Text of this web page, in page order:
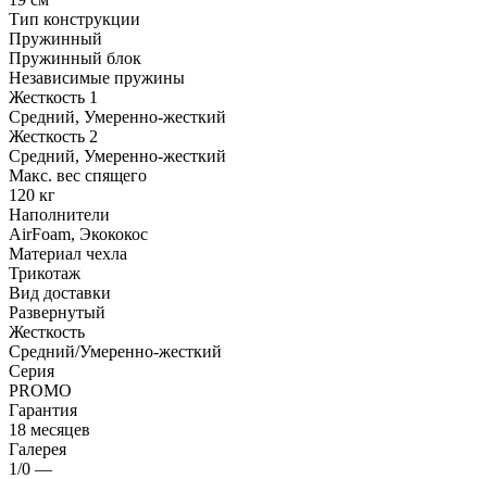
Тип конструкции
Пружинный
Пружинный блок
Независимые пружины
Жесткость 1
Средний, Умеренно-жесткий
Жесткость 2
Средний, Умеренно-жесткий
Макс. вес спящего
120 кг
Наполнители
AirFoam, Экококос
Материал чехла
Трикотаж
Вид доставки
Развернутый
Жесткость
Средний/Умеренно-жесткий
Серия
PROMO
Гарантия
18 месяцев
Галерея
1/0 —